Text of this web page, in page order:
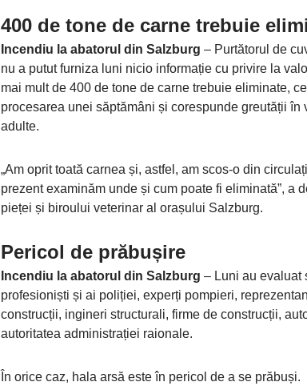
400 de tone de carne trebuie
Incendiu la abatorul din Salzburg – Purtătorul de
nu a putut furniza luni nicio informație cu privire la
mai mult de 400 de tone de carne trebuie eliminate,
procesarea unei săptămâni și corespunde greutății
adulte.
„Am oprit toată carnea și, astfel, am scos-o din
prezent examinăm unde și cum poate fi eliminată”, a
pieței și biroului veterinar al orașului Salzburg.
Pericol de prăbușire
Incendiu la abatorul din Salzburg – Luni au evaluat
profesioniști și ai poliției, experți pompieri,
construcții, ingineri structurali, firme de construcții,
autoritatea administrației raionale.
În orice caz, hala arsă este în pericol de a se prăbuși.